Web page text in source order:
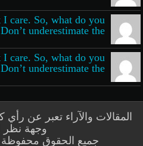
I care. So, what do you
underestimate the...
I care. So, what do you
underestimate the...
المقالات والآراء تعبر عن رأي
وجهة نظر
جميع الحقوق محفوظة